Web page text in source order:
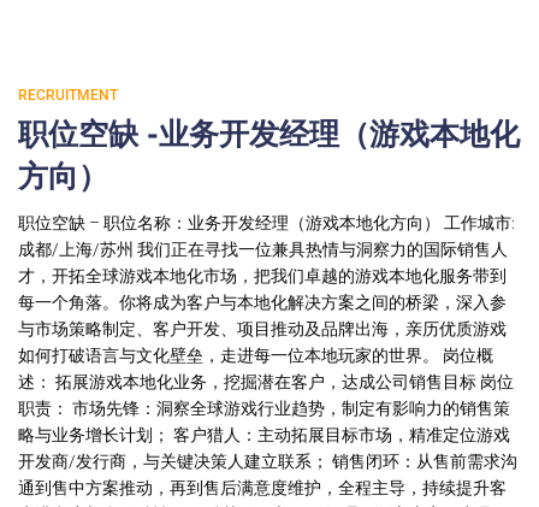
RECRUITMENT
职位空缺 -业务开发经理（游戏本地化
方向）
职位空缺 – 职位名称：业务开发经理（游戏本地化方向） 工作城市:
成都/上海/苏州 我们正在寻找一位兼具热情与洞察力的国际销售人
才，开拓全球游戏本地化市场，把我们卓越的游戏本地化服务带到
每一个角落。你将成为客户与本地化解决方案之间的桥梁，深入参
与市场策略制定、客户开发、项目推动及品牌出海，亲历优质游戏
如何打破语言与文化壁垒，走进每一位本地玩家的世界。 岗位概
述： 拓展游戏本地化业务，挖掘潜在客户，达成公司销售目标 岗位
职责： 市场先锋：洞察全球游戏行业趋势，制定有影响力的销售策
略与业务增长计划； 客户猎人：主动拓展目标市场，精准定位游戏
开发商/发行商，与关键决策人建立联系； 销售闭环：从售前需求沟
通到售中方案推动，再到售后满意度维护，全程主导，持续提升客